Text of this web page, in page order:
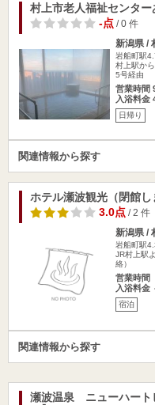
村上市老人福祉センター
-点/ 0 件
新潟県 /
岩船町駅
村上駅か
5号経由
営業時間
入浴料金
日帰り
関連情報から探す
ホテル瀬波観光（閉館し
3.0点/ 2 件
新潟県 /
岩船町駅
JR村上駅
絡）
営業時間
入浴料金
宿泊
関連情報から探す
瀬波温泉 ニューハート